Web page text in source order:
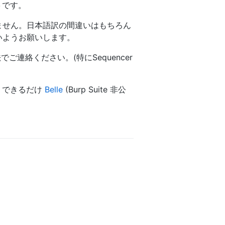
す。
ん。日本語訳の間違いはもちろん
うお願いします。
でご連絡ください。(特にSequencer
きるだけ Belle (Burp Suite 非公